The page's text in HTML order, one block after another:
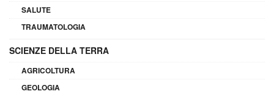
SALUTE
TRAUMATOLOGIA
SCIENZE DELLA TERRA
AGRICOLTURA
GEOLOGIA